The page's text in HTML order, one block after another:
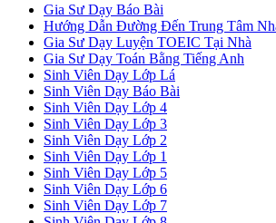
Gia Sư Dạy Báo Bài
Hướng Dẫn Đường Đến Trung Tâm
Gia Sư Dạy Luyện TOEIC Tại Nhà
Gia Sư Dạy Toán Bằng Tiếng Anh
Sinh Viên Dạy Lớp Lá
Sinh Viên Dạy Báo Bài
Sinh Viên Dạy Lớp 4
Sinh Viên Dạy Lớp 3
Sinh Viên Dạy Lớp 2
Sinh Viên Dạy Lớp 1
Sinh Viên Dạy Lớp 5
Sinh Viên Dạy Lớp 6
Sinh Viên Dạy Lớp 7